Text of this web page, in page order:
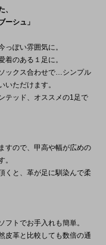
、
ーシュ」
ぽい雰囲気に。
着のある１足に。
ックス合わせで…シンプル
いただけます。
テッド、オススメの1足で
すので、甲高や幅が広めの
。
くと、革が足に馴染んで柔
トでお手入れも簡単。
皮革と比較しても数倍の通